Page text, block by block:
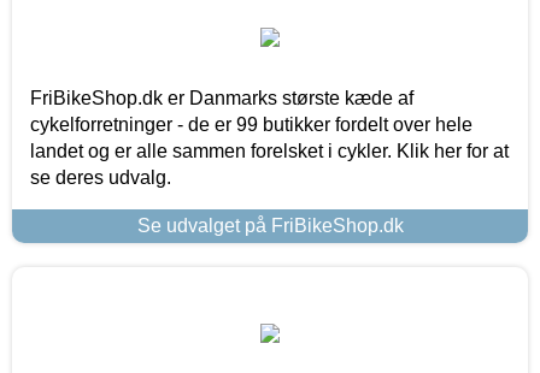
FriBikeShop.dk er Danmarks største kæde af
cykelforretninger - de er 99 butikker fordelt over hele
landet og er alle sammen forelsket i cykler. Klik her for at
se deres udvalg.
Se udvalget på FriBikeShop.dk